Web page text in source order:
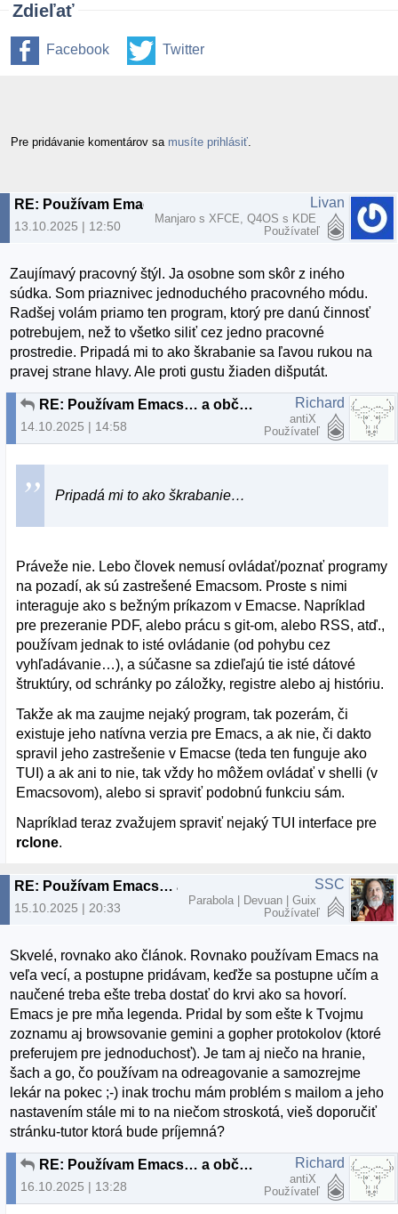
Zdieľať
Facebook Twitter
Pre pridávanie komentárov sa musíte prihlásiť
13.10.2025 | 12:50
Livan
Manjaro s XFCE, Q4OS s KDE
Používateľ
Zaujímavý pracovný štýl. Ja osobne som skôr z iného
súdka. Som priaznivec jednoduchého pracovného módu.
Radšej volám priamo ten program, ktorý pre danú činnosť
potrebujem, než to všetko siliť cez jedno pracovné
prostredie. Pripadá mi to ako škrabanie sa ľavou rukou na
pravej strane hlavy. Ale proti gustu žiaden dišputát.
RE: Používam Emacs… a občas aj iné programy
14.10.2025 | 14:58
Richard
antiX
Používateľ
Pripadá mi to ako škrabanie…
Práveže nie. Lebo človek nemusí ovládať/poznať programy
na pozadí, ak sú zastrešené Emacsom. Proste s nimi
interaguje ako s bežným príkazom v Emacse. Napríklad
pre prezeranie PDF, alebo prácu s git-om, alebo RSS, atď.,
používam jednak to isté ovládanie (od pohybu cez
vyhľadávanie…), a súčasne sa zdieľajú tie isté dátové
štruktúry, od schránky po záložky, registre alebo aj históriu.
Takže ak ma zaujme nejaký program, tak pozerám, či
existuje jeho natívna verzia pre Emacs, a ak nie, či dakto
spravil jeho zastrešenie v Emacse (teda ten funguje ako
TUI) a ak ani to nie, tak vždy ho môžem ovládať v shelli (v
Emacsovom), alebo si spraviť podobnú funkciu sám.
Napríklad teraz zvažujem spraviť nejaký TUI interface pre
rclone.
15.10.2025 | 20:33
SSC
Parabola | Devuan | Guix
Používateľ
Skvelé, rovnako ako článok. Rovnako používam Emacs na
veľa vecí, a postupne pridávam, keďže sa postupne učím a
naučené treba ešte treba dostať do krvi ako sa hovorí.
Emacs je pre mňa legenda. Pridal by som ešte k Tvojmu
zoznamu aj browsovanie gemini a gopher protokolov (ktoré
preferujem pre jednoduchosť). Je tam aj niečo na hranie,
šach a go, čo používam na odreagovanie a samozrejme
lekár na pokec ;-) inak trochu mám problém s mailom a jeho
nastavením stále mi to na niečom stroskotá, vieš doporučiť
stránku-tutor ktorá bude príjemná?
RE: Používam Emacs… a občas aj iné programy
16.10.2025 | 13:28
Richard
antiX
Používateľ